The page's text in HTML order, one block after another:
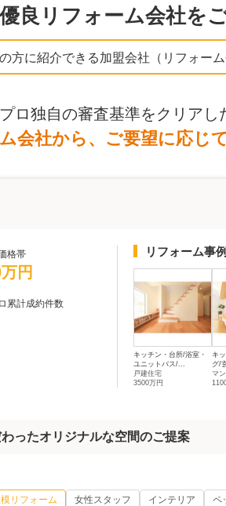
良リフォーム会社を
方に紹介できる加盟会社（リフォーム
ロ独自の審査基準をクリアし
会社から、ご要望に応じ
格帯
円
累計成約件数
リフォーム事例
キッチン・台所/浴室・
ユニットバス/...
戸建住宅
3500万円
キ
グ/
マ
ったオリジナルな空間のご提案
リフォーム 女性スタッフ インテリア ペ